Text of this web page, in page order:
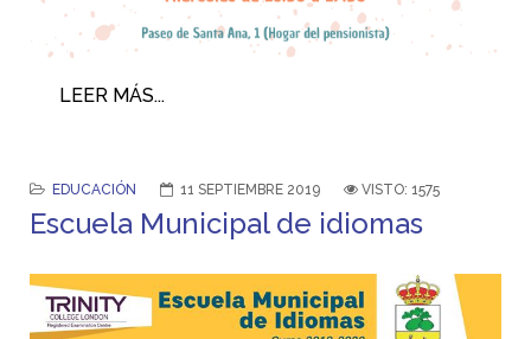
LEER MÁS...
EDUCACIÓN 11 SEPTIEMBRE 2019 VISTO: 1575
Escuela Municipal de idiomas